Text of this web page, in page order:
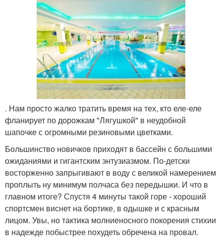
. Нам просто жалко тратить время на тех, кто еле-еле
фланирует по дорожкам "Лягушкой" в неудобной
шапочке с огромными резиновыми цветками.
Большинство новичков приходят в бассейн с большими
ожиданиями и гигантским энтузиазмом. По-детски
восторженно запрыгивают в воду с великой намерением
проплыть ну минимум полчаса без передышки. И что в
главном итоге? Спустя 4 минуты такой горе - хороший
спортсмен виснет на бортике, в одышке и с красным
лицом. Увы, но тактика молниеносного покорения стихии
в надежде побыстрее похудеть обречена на провал.